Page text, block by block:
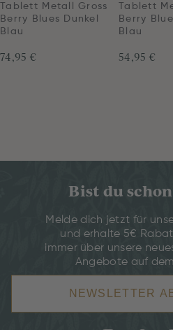
Tablett Metall Gross
Berry Blues Dunkel
Blau
74,95 €
Tablett
Berry
Blau
54,95 €
Bist du
Melde dich jetzt für
und erhalte 5€
immer über unsere
Angebote auf
NEWSLETTER